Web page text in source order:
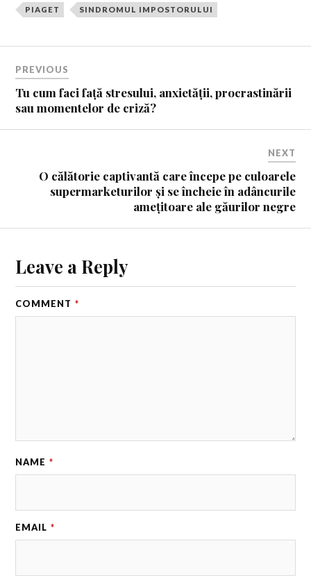
PIAGET SINDROMUL IMPOSTORULUI
PREVIOUS
Tu cum faci față stresului, anxietății, procrastinării
sau momentelor de criză?
NEXT
O călătorie captivantă care începe pe culoarele
supermarketurilor și se încheie în adâncurile
amețitoare ale găurilor negre
Leave a Reply
COMMENT *
NAME *
EMAIL *